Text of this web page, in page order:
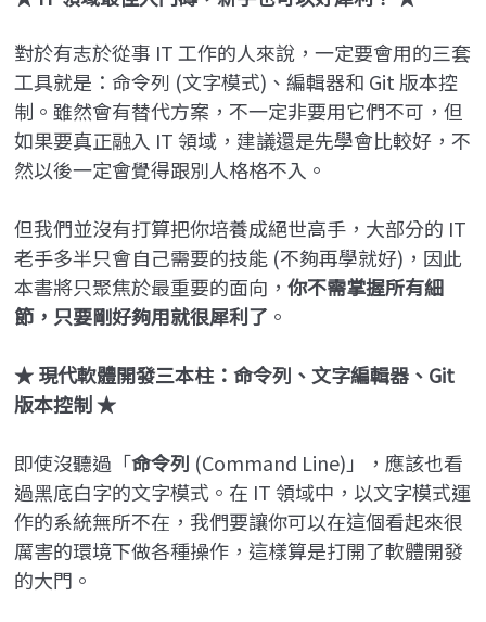
對於有志於從事 IT 工作的人來說，一定要會用的三套
工具就是：命令列 (文字模式)、編輯器和 Git 版本控
制。雖然會有替代方案，不一定非要用它們不可，但
如果要真正融入 IT 領域，建議還是先學會比較好，不
然以後一定會覺得跟別人格格不入。
但我們並沒有打算把你培養成絕世高手，大部分的 IT
老手多半只會自己需要的技能 (不夠再學就好)，因此
本書將只聚焦於最重要的面向， 你不需掌握所有細
節，只要剛好夠用就很犀利了 。
★現代軟體開發三本柱：命令列、文字編輯器、Git
版本控制 ★
即使沒聽過「命令列 (Command Line)」，應該也看
過黑底白字的文字模式。在 IT 領域中，以文字模式運
作的系統無所不在，我們要讓你可以在這個看起來很
厲害的環境下做各種操作，這樣算是打開了軟體開發
的大門。